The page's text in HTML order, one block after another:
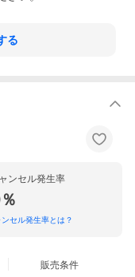
る
ンセル発生率
セル発生率とは？
販売条件